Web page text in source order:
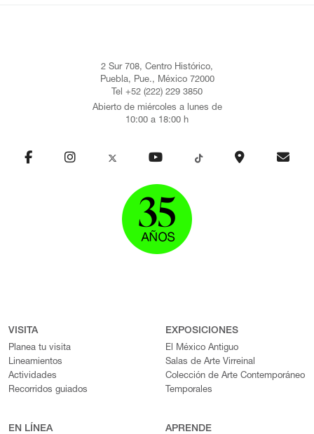
2 Sur 708, Centro Histórico,
Puebla, Pue., México 72000
Tel +52 (222) 229 3850
Abierto de miércoles a lunes de
10:00 a 18:00 h
VISITA
Planea tu visita
Lineamientos
Actividades
Recorridos guiados
EXPOSICIONES
El México Antiguo
Salas de Arte Virreinal
Colección de Arte Contemporáneo
Temporales
EN LÍNEA APRENDE